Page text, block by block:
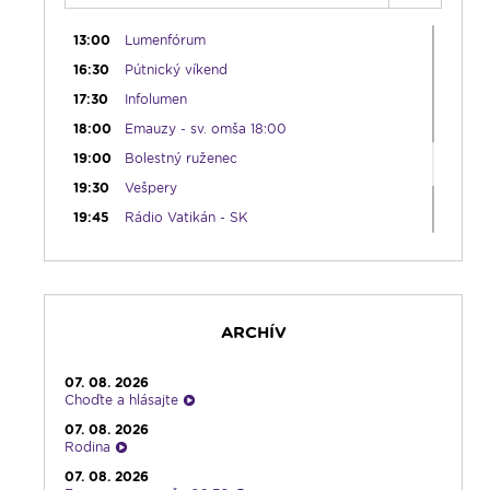
12:30
Biblia za rok
13:00
Lumenfórum
16:30
Pútnický víkend
17:30
Infolumen
18:00
Emauzy - sv. omša 18:00
19:00
Bolestný ruženec
19:30
Vešpery
19:45
Rádio Vatikán - SK
Spoznávame Bibliu
23:00
Čítanie na pokračovanie + repríza
zamyslenia zo 6:30
23:30
Infolumen - repríza
ARCHÍV
07. 08. 2026
Choďte a hlásajte
07. 08. 2026
Rodina
07. 08. 2026